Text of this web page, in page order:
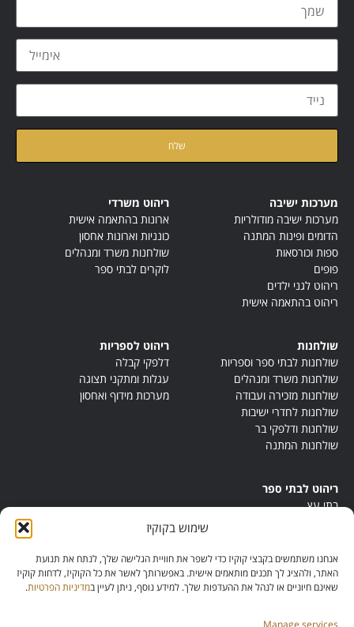
שימוש בקוקיז
אנחנו משתמשים בקבצי קוקיז כדי לשפר את חוויית הגלישה שלך, לנתח את תנועת
האתר, ולהציג לך תכנים מותאמים אישית. באפשרותך לאשר את כל הקוקיז, לדחות קוקיז
שאינם חיוניים או לנהל את ההעדפות שלך. למידע נוסף, ניתן לעיין במדיניות הפרטיות.
Manage services
מערכות ישיבה
מערכות ישיבה מודולריות
הדומים ופינות המתנה
ספות וכורסאות
פופים
ריהוט לגני ילדים
ריהוט בהתאמה אישית
ריהוט משרדי
ארונות בהתאמה אישית
כונניות וארונות אחסון
שולחנות משרד ומנהלים
לוקרים לבתי ספר
שולחנות
שולחנות לבתי ספר וספריות
שולחנות משרד ומנהלים
שולחנות מזכירה ועבודה
שולחנות לחדרי ישיבות
שולחנות ודלפקי בר
שולחנות המתנה
ריהוט לספריות
דלפקי קבלה
עגלות ומתקני תצוגה
מערכות מידוף ואחסון
ריהוט לבתי ספר
בתי עץ
ריהוט מונטסורי
ריהוט אנתרופוסופי